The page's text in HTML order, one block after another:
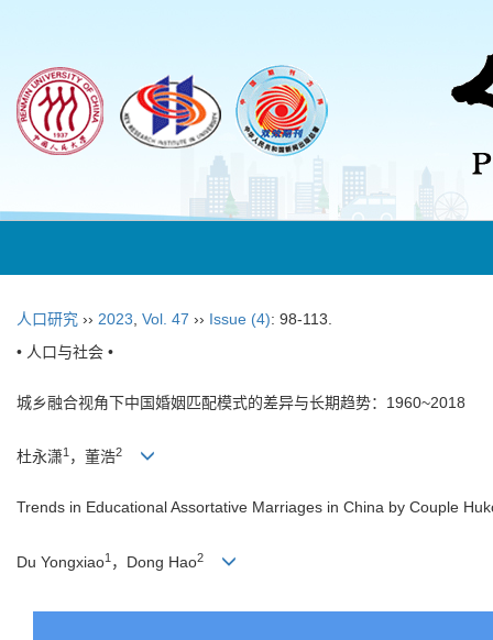
人口研究 ›› 2023 Vol. 47 ›› Issue (4): 98-113.
• 人口与社会 •
城乡融合视角下中国婚姻匹配模式的差异与长期趋势：1960~2018
杜永潇1 ，董浩2
Trends in Educational Assortative Marriages in China by Couple
Du Yongxiao1 ，Dong Hao2